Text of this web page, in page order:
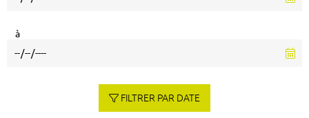
à
FILTRER PAR DATE